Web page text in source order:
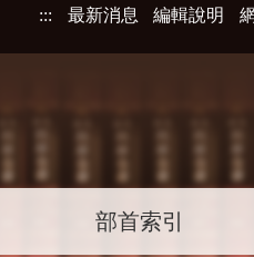
::: 最新消息 編輯說明
部首索引